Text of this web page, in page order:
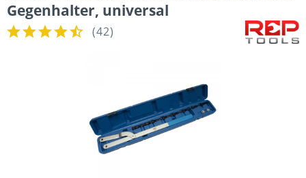
Gegenhalter, universal
(42)